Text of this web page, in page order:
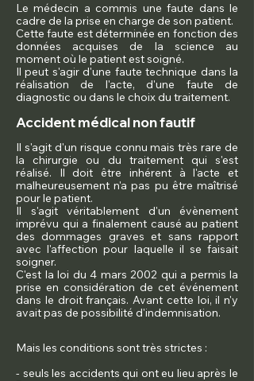
Le médecin a commis une faute dans le
cadre de la prise en charge de son patient.
Cette faute est déterminée en fonction des
données acquises de la science au
moment où le patient est soigné.
Il peut s'agir d'une faute technique dans la
réalisation de l'acte, d'une faute de
diagnostic ou dans le choix du traitement.
Accident médical non fautif
Il s'agit d'un risque connu mais très rare de
la chirurgie ou du traitement qui s'est
réalisé. Il doit être inhérent à l'acte et
malheureusement n'a pas pu être maîtrisé
pour le patient.
Il s'agit véritablement d'un évènement
imprévu qui a finalement causé au patient
des dommages graves et sans rapport
avec l'affection pour laquelle il se faisait
soigner.
C'est la loi du 4 mars 2002 qui a permis la
prise en considération de cet événement
dans le droit français. Avant cette loi, il n'y
avait pas de possibilité d'indemnisation.
Mais les conditions sont très strictes :
- seuls les accidents qui ont eu lieu après le